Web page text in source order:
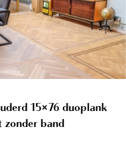
15×76 duoplank
zonder band
15×76 duoplank
bandscscscsa